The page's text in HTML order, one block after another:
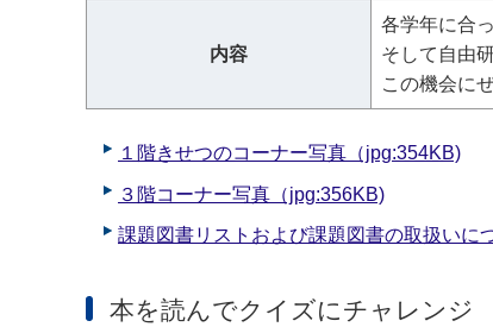
内容
各学年に合
そして自由
この機会に
１階きせつのコーナー写真（jpg:354KB)
３階コーナー写真（jpg:356KB)
課題図書リストおよび課題図書の取扱いに
本を読んでクイズにチャレンジ